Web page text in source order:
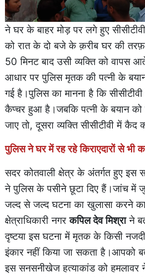
ने घर के बाहर मोड़ पर लगे हुए
को रात के दो बजे के क़रीब घर की
50 मिनट बाद उसी व्यक्ति को वापस
आधार पर पुलिस मृतक की पत्नी के
गई है।पुलिस का मानना है कि
कैप्चर हुआ है।जबकि पत्नी के बयान को
जाए तो, दूसरा व्यक्ति सीसीटीवी में कैद
पुलिस ने घर में रह रहे किराएदारों से भी
सदर कोतवाली क्षेत्र के अंतर्गत हुए इस
ने पुलिस के पसीने छूटा दिए हैं।जांच में
जल्द से जल्द घटना का खुलासा करने का
क्षेत्राधिकारी नगरकपिल देव मिश्राने
दृष्टया इस घटना में मृतक के किसी
इंकार नहीं किया जा सकता है।आपको
इस सनसनीखेज हत्याकांड को हमलावर